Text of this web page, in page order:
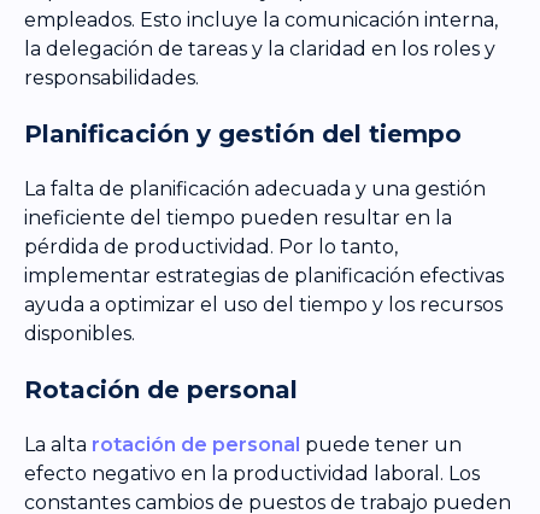
empleados. Esto incluye la comunicación interna,
la delegación de tareas y la claridad en los roles y
responsabilidades.
Planificación y gestión del tiempo
La falta de planificación adecuada y una gestión
ineficiente del tiempo pueden resultar en la
pérdida de productividad. Por lo tanto,
implementar estrategias de planificación efectivas
ayuda a optimizar el uso del tiempo y los recursos
disponibles.
Rotación de personal
La alta rotación de personal puede tener un
efecto negativo en la productividad laboral. Los
constantes cambios de puestos de trabajo pueden